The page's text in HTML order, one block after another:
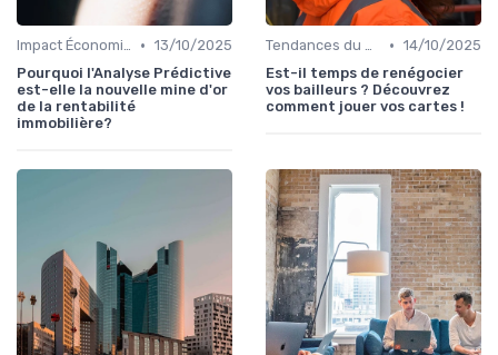
Impact Économique et Financier • 13/10/2025
Pourquoi l'Analyse Prédictive
est-elle la nouvelle mine d'or
de la rentabilité
immobilière?
Tendances du Marché Immobilier Commercial • 14/10/2025
Est-il temps de renégocier
vos bailleurs ? Découvrez
comment jouer vos cartes !